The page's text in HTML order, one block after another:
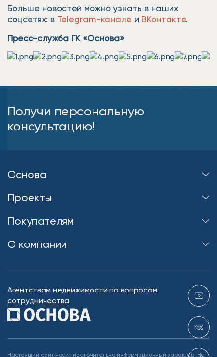
Больше новостей можно узнать в наших
соцсетях: в Telegram-канале и ВКонтакте.
Пресс-служба ГК «Основа»
Получи персональную
консультацию!
Основа
Проекты
Покупателям
О компании
Агентствам недвижимости по вопросам
сотрудничества
Настоящий сайт носит исключительно информационный характер. Не